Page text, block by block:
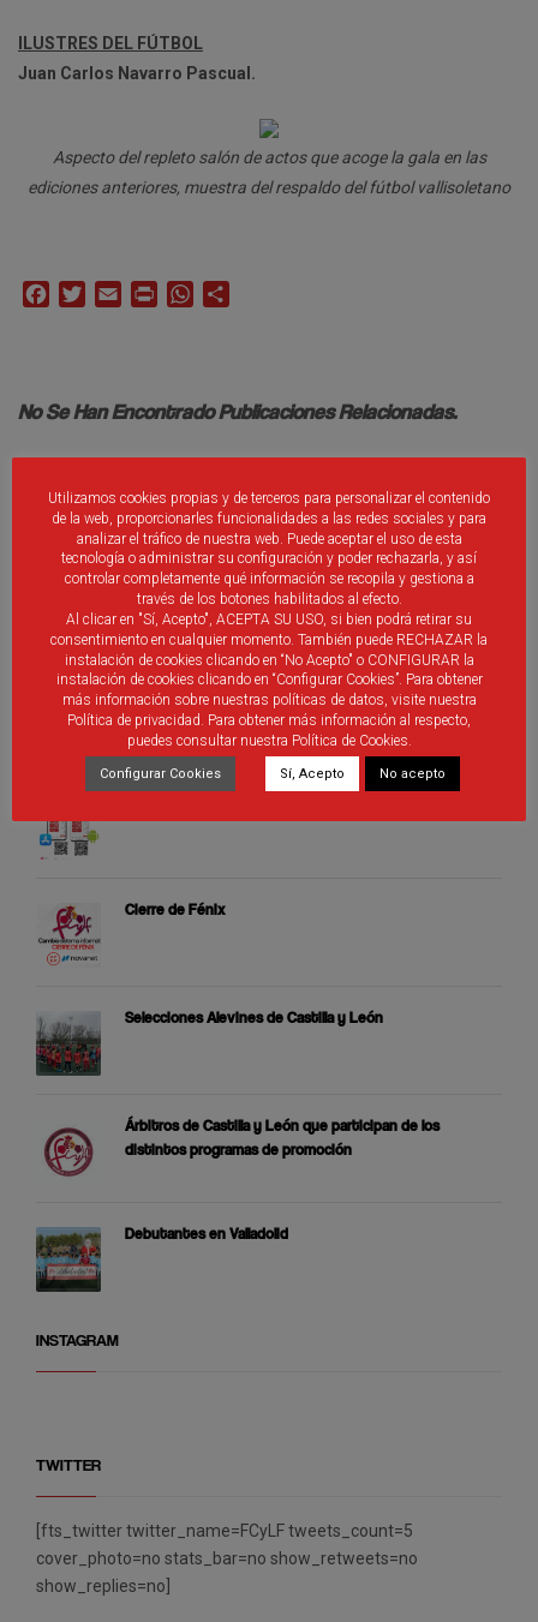
ILUSTRES DEL FÚTBOL
Juan Carlos Navarro Pascual.
Aspecto del repleto salón de actos que acoge la gala en las
ediciones anteriores, muestra del respaldo del fútbol vallisoletano
FacebookTwitterEmail Print WhatsApp
No Se Han Encontrado Publicaciones Relacionadas.
Debes seridentificadointroducir un comentario.
ÚLTIMAS PUBLICACIONES
Cierre de Fénix
Selecciones Alevines de Castilla y León
Árbitros de Castilla y León que participan de los
distintos programas de promoción
Debutantes en Valladolid
INSTAGRAM
TWITTER
[fts_twitter twitter_name=FCyLF tweets_count=5
cover_photo=no stats_bar=no show_retweets=no
show_replies=no]
Utilizamos cookies propias y de terceros para personalizar el contenido
de la web, proporcionarles funcionalidades a las redes sociales y para
analizar el tráfico de nuestra web. Puede aceptar el uso de esta
tecnología o administrar su configuración y poder rechazarla, y así
controlar completamente qué información se recopila y gestiona a
través de los botones habilitados al efecto.
Al clicar en "Sí, Acepto", ACEPTA SU USO, si bien podrá retirar su
consentimiento en cualquier momento. También puede RECHAZAR la
instalación de cookies clicando en “No Acepto" o CONFIGURAR la
instalación de cookies clicando en “Configurar Cookies”. Para obtener
más información sobre nuestras políticas de datos, visite nuestra
Política de privacidad. Para obtener más información al respecto,
puedes consultar nuestra Política de Cookies.
Configurar Cookies Sí, Acepto No acepto